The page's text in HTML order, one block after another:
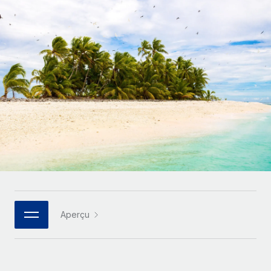
Gestion des freelances
Intégrez et gérez vos freelances partout dans le monde
PEO
Sous-traitez les opérations complexes liées à l’emploi
INFRASTRUCTURE
Intégration Remote
Intégrez vos RH aux flux de travail en toute simplicité
Plateforme
Connecter
Nouveau
Connectez n'importe quel outil d’IA à Remote grâce à
notre MCP
Examinez notre service par rapport aux autres
CROISSANCE
Start-ups
Des solutions agiles et internationales pour les RH et la
paie des entreprises en pleine croissance
Entreprises intermédiaires
Développez vos équipes avec des solutions RH sur
mesure
Entreprise
Les RH à l’international pour les grandes entreprises
Calculateur de paiement des freelances
Découvrez les devises disponibles et les vitesses de
paiement pour vos freelances internationaux
APPRENDRE AVEC REMOTE
Recherche et guides
Études de cas
Checklists et modèles
Descriptions de postes
Nederlands
Français
Deutsch
Español
Italiano
Português (Portugal)
日本語
한국어
Connexion
Aperçu